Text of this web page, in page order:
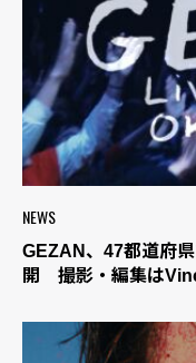
NEWS
GEZAN、47都道府
開 撮影・編集は